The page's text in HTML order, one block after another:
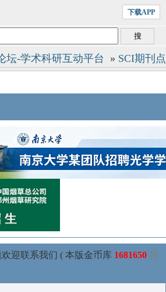
下载APP
坛-学术科研互动平台 » SCI期刊
迎联系我们 ( 本版金币库 1681650 我